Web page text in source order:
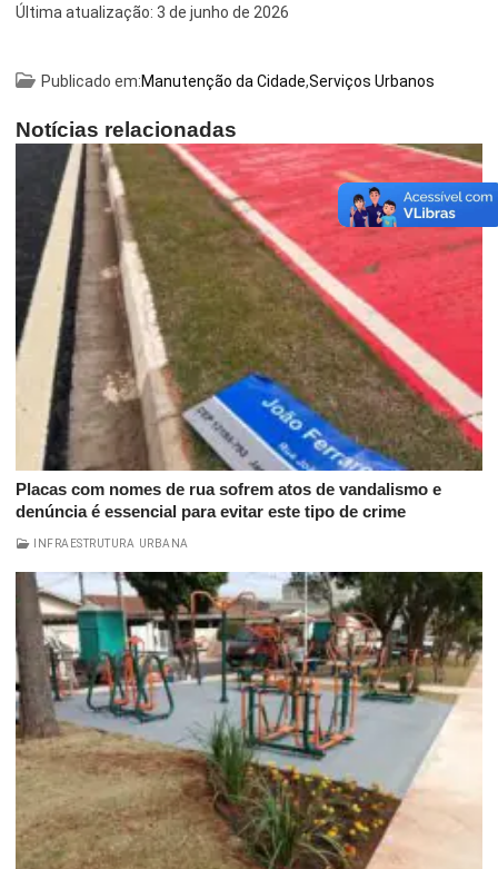
Última atualização: 3 de junho de 2026
Publicado em:Manutenção da Cidade,Serviços Urbanos
Notícias relacionadas
Placas com nomes de rua sofrem atos de vandalismo e
denúncia é essencial para evitar este tipo de crime
INFRAESTRUTURA URBANA